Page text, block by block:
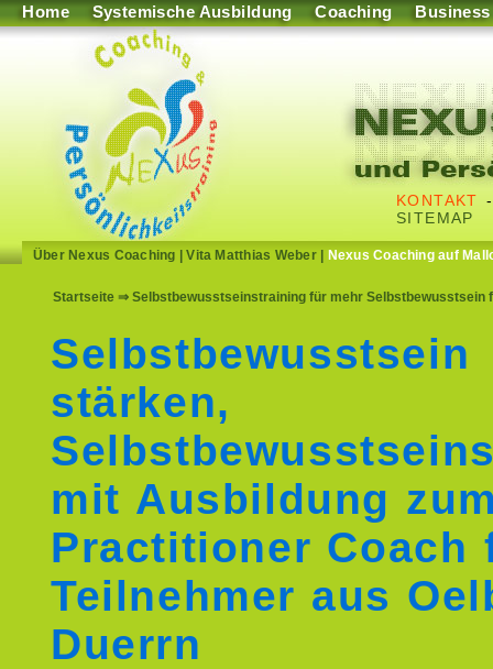
Home Systemische Ausbildung Coaching Business
KONTAKT
SITEMAP
Über Nexus Coaching |Vita Matthias Weber| Nexus Coaching auf
Startseite ⇒ Selbstbewusstseinstraining für mehr Selbstbewusstsein
Selbstbewusstsein
stärken,
mit Ausbildung
Practitioner Coach
Teilnehmer aus
Duerrn